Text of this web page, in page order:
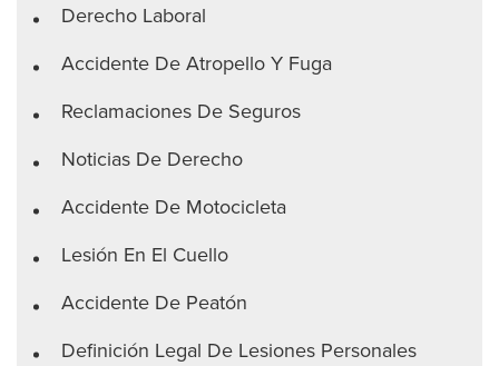
Derecho Laboral
Accidente De Atropello Y Fuga
Reclamaciones De Seguros
Noticias De Derecho
Accidente De Motocicleta
Lesión En El Cuello
Accidente De Peatón
Definición Legal De Lesiones Personales